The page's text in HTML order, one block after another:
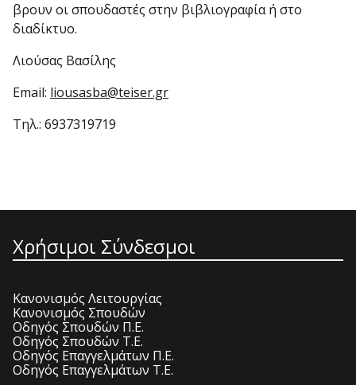
βρουν οι σπουδαστές στην βιβλιογραφία ή στο
διαδίκτυο.
Λιούσας Βασίλης
Email: liousasba@teiser.gr
Τηλ.: 6937319719
Χρήσιμοι Σύνδεσμοι
Κανονισμός Λειτουργίας
Κανονισμός Σπουδών
Οδηγός Σπουδών Π.Ε.
Οδηγός Σπουδών Τ.Ε.
Οδηγός Επαγγελμάτων Π.Ε.
Οδηγός Επαγγελμάτων Τ.Ε.